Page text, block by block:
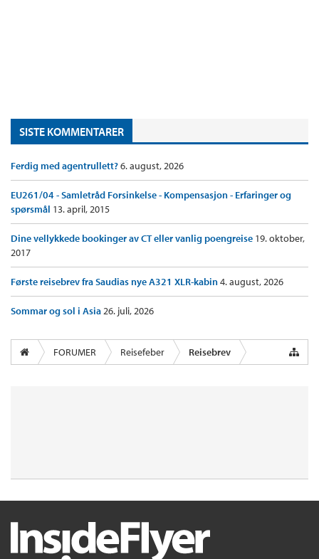
SISTE KOMMENTARER
Ferdig med agentrullett?6. august, 2026
EU261/04 - Samletråd Forsinkelse - Kompensasjon - Erfaringer og
spørsmål 13. april, 2015
Dine vellykkede bookinger av CT eller vanlig poengreise 19. oktober,
2017
Første reisebrev fra Saudias nye A321 XLR-kabin4. august, 2026
Sommar og sol i Asia26. juli, 2026
FORUMER Reisefeber Reisebrev